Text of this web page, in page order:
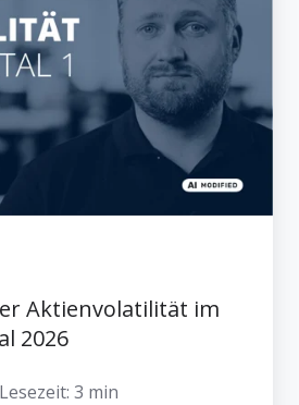
Aktienvolatilität im
2026
Lesezeit: 3 min